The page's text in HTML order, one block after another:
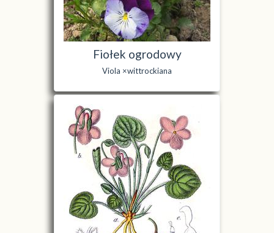
Fiołek ogrodowy
Viola ×wittrockiana